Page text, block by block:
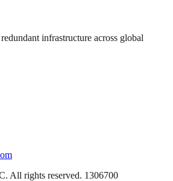
infrastructure across global
. All rights reserved. 1306700